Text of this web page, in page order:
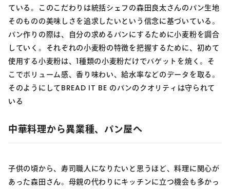
ている。このこだわりは統括シェフの森田良太さんのパン生地
そのものの美味しさを追求したいという信念に基づいている。
パン作りの際は、自分の求めるパンにするために小麦粉を調合
していく。それぞれの小麦粉の特徴を把握するために、初めて
使用する小麦粉は、1種類の小麦粉だけでバゲットを焼く。そ
こでボリューム感、香り味わい、給水率などのデータを取る。
そのようにしてBREAD IT BE のパンのクオリティは守られて
いる
中華料理から異業種、パン屋へ
子供の頃から、寿司職人になりたいと思うほど、料理に関心が
あった森田さん。母親の代わりにキッチンに立つ機会も多かっ